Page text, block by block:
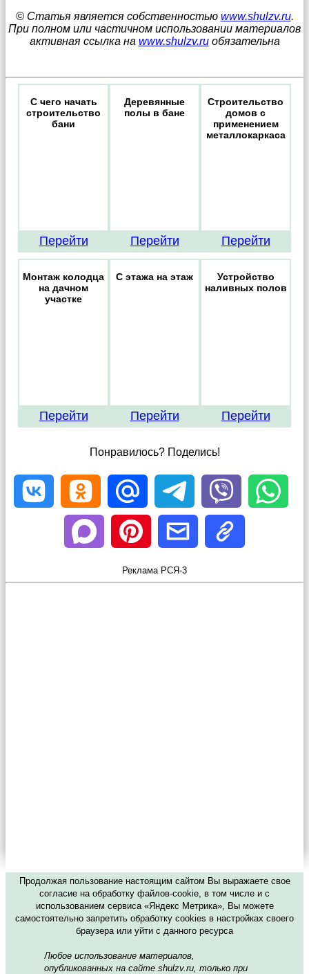
© Статья является собственностью www.shulzv.ru.
При полном или частичном использовании материалов
активная ссылка на www.shulzv.ruобязательна
С чего начать
строительство
бани
Перейти
Деревянные
полы в бане
Перейти
Строительство
домов с
применением
металлокаркаса
Перейти
Монтаж колодца
на дачном
участке
Перейти
С этажа на этаж
Перейти
Устройство
наливных полов
Перейти
Понравилось? Поделись!
Реклама РСЯ-3
Продолжая пользование настоящим сайтом Вы выражаете свое
согласие на обработку файлов-cookie, в том числе и с
использованием сервиса «Яндекс Метрика», Вы можете
самостоятельно запретить обработку cookies в настройках своего
браузера или уйти с данного ресурса
Любое использование материалов,
опубликованных на сайте shulzv.ru, только при